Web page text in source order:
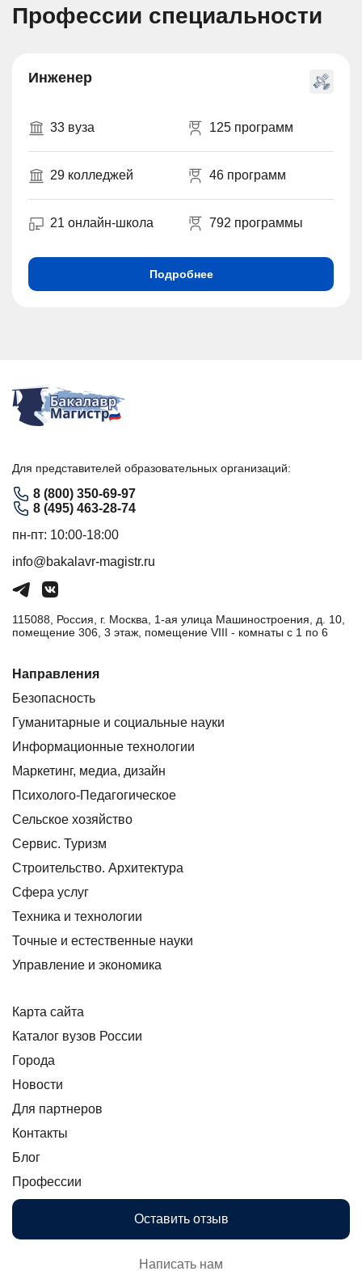
Профессии специальности
Инженер
33 вуза 125 программ
29 колледжей 46 программ
21 онлайн-школа 792 программы
Подробнее
Для представителей образовательных организаций:
8 (800) 350-69-97
8 (495) 463-28-74
пн-пт: 10:00-18:00
info@bakalavr-magistr.ru
115088, Россия, г. Москва, 1-ая улица Машиностроения, д. 10,
помещение 306, 3 этаж, помещение VIII - комнаты с 1 по 6
Направления
Безопасность
Гуманитарные и социальные науки
Информационные технологии
Маркетинг, медиа, дизайн
Психолого-Педагогическое
Сельское хозяйство
Сервис. Туризм
Строительство. Архитектура
Сфера услуг
Техника и технологии
Точные и естественные науки
Управление и экономика
Карта сайта
Каталог вузов России
Города
Новости
Для партнеров
Контакты
Блог
Профессии
Оставить отзыв
Написать нам